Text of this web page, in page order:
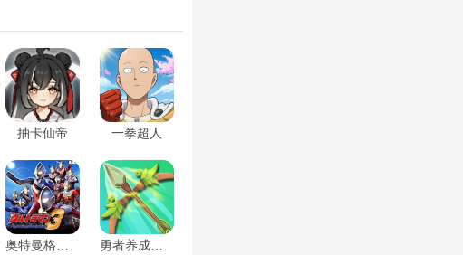
抽卡仙帝 一拳超人
奥特曼格斗进化3破解版 勇者养成记破解版